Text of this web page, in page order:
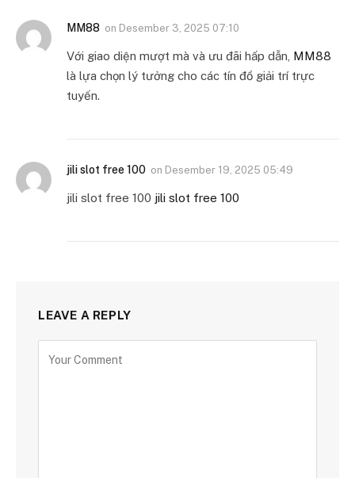
MM88 on Desember 3, 2025 07:10
Với giao diện mượt mà và ưu đãi hấp dẫn, MM88
là lựa chọn lý tưởng cho các tín đồ giải trí trực
tuyến.
jili slot free 100 on Desember 19, 2025 05:49
jili slot free 100 jili slot free 100
LEAVE A REPLY